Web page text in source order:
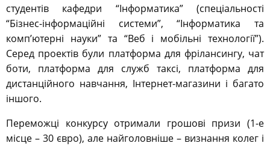
студентів кафедри “Інформатика” (спеціальності
“Бізнес-інформаційні системи”, “Інформатика та
комп’ютерні науки” та “Веб і мобільні технології”).
Серед проектів були платформа для фрілансингу, чат
боти, платформа для служб таксі, платформа для
дистанційного навчання, Інтернет-магазини і багато
іншого.
Переможці конкурсу отримали грошові призи (1-е
місце – 30 євро), але найголовніше – визнання колег і